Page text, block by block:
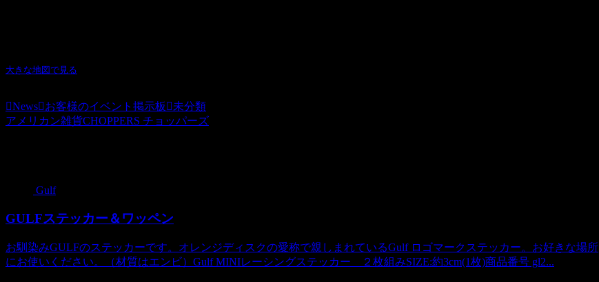
大きな地図で見る
News お客様のイベント掲示板
未分類
アメリカン雑貨CHOPPERS チョッパーズ
Gulf
GULFステッカー＆ワッペン
お馴染みGULFのステッカーです。オレンジディスクの愛称で親しまれているGulf ロゴマークステッカー。お好きな場所
にお使いください。（材質はエンビ）Gulf MINIレーシングステッカー ２枚組みSIZE:約3cm(1枚)商品番号 gl2...